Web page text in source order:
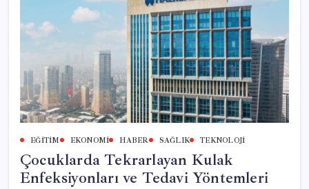
EĞITIM EKONOMI HABER SAĞLIK TEKNOLOJI
Çocuklarda Tekrarlayan Kulak
Enfeksiyonları ve Tedavi Yöntemleri